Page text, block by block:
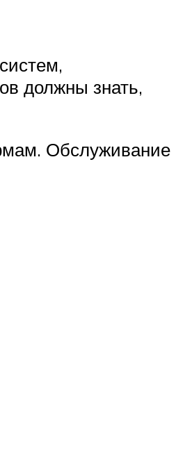
должны знать,
Обслуживание